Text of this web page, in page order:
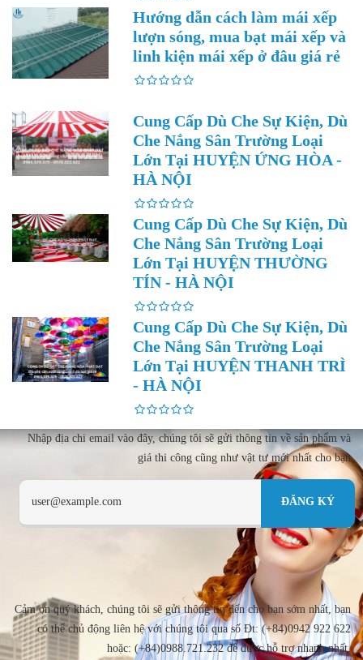
Hướng dẫn cách làm mái xếp
lượn sóng, mua bạt mái xếp và
linh kiện mái xếp ở đâu giá rẻ
Cung Cấp Dù Che Sự Kiện, Dù
Che Nắng Sân Trường Loại
Lớn Tại HUYỆN ỨNG HÒA -
HÀ NỘI
Cung Cấp Dù Che Sự Kiện, Dù
Che Nắng Sân Trường Loại
Lớn Tại HUYỆN THƯỜNG
TÍN - HÀ NỘI
Cung Cấp Dù Che Sự Kiện, Dù
Che Nắng Sân Trường Loại
Lớn Tại HUYỆN THANH TRÌ
- HÀ NỘI
Nhập địa chi email vào đây, chúng tôi sẽ gửi thông tin về sản phẩm và
giá thi công cũng như vật tư mới nhất cho bạn
Cảm ơn quý khách, chúng tôi sẽ gửi thông tin đến cho bạn sớm nhất, bạn
có thể chủ động liên hệ với chúng tôi qua số Đt: (+84)0942 922 622
hoặc: (+84)0988.721.232 để được hỗ trợ nhanh nhất.